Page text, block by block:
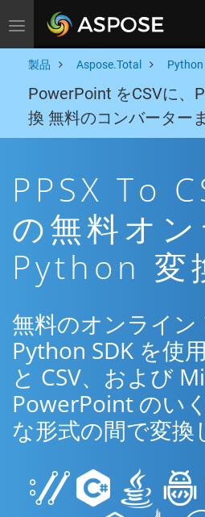
Toggle navigation
製品 Aspose.Total Python
PowerPoint をCSVに、
換 無料のコンバーター
PPSX To
の無料オ
Python 変
無料のオンライン
Python SDK を使
と CSV、および
PowerPoint のい
な形式の間で変換